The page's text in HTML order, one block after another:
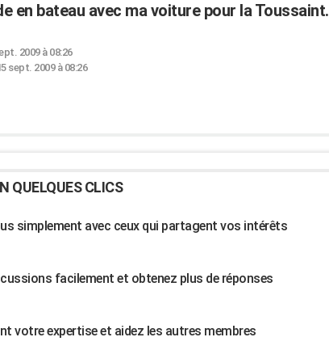
en bateau avec ma voiture pour la Toussaint.
2009 à 08:26
sept. 2009 à 08:26
QUELQUES CLICS
simplement avec ceux qui partagent vos intérêts
facilement et obtenez plus de réponses
votre expertise et aidez les autres membres